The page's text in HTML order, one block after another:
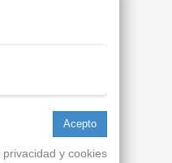
privacidad y cookies